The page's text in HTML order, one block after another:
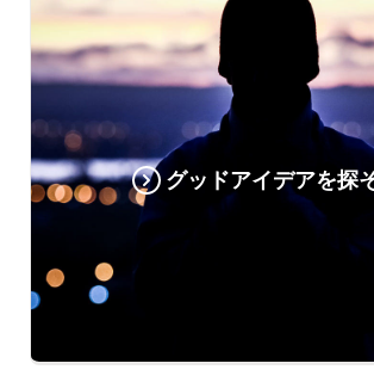
グッドアイデアを探